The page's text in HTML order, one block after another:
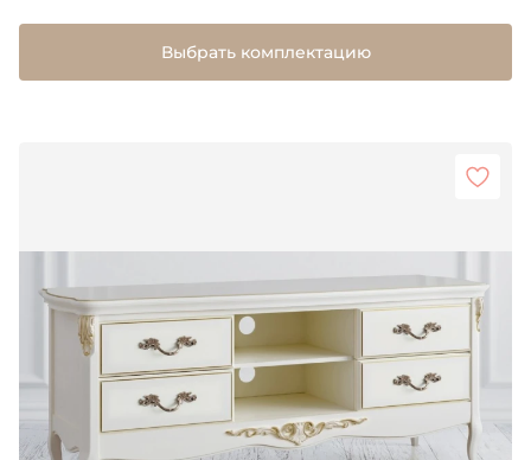
Выбрать комплектацию